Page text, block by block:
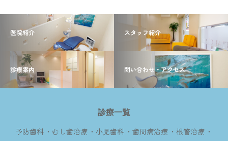
医院紹介 スタッフ紹介
診療案内 問い合わせ・アクセス
診療一覧
予防歯科 むし歯治療 小児歯科 歯周病治療
根管治療